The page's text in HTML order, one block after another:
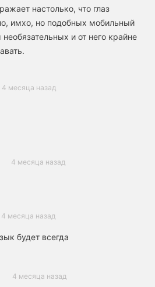
настолько, что глаз
имхо, но подобных мобильный
и от него крайне
4 месяца назад
4 месяца назад
4 месяца назад
будет всегда
4 месяца назад